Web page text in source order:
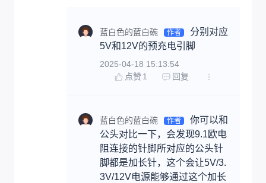
蓝白色的蓝白碗 作者
分别对应
5V和12V的预充电引脚
2025-04-18 15:13:54
点赞 1 回复
蓝白色的蓝白碗 作者
你可以和
公头对比一下，会发现9.1欧电
阻连接的针脚所对应的公头针
脚都是加长针，这个会让5V/3.
3V/12V电源能够通过这个加长